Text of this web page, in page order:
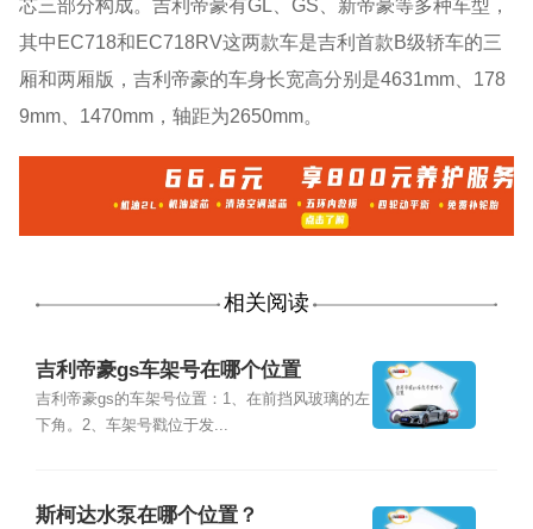
芯三部分构成。吉利帝豪有GL、GS、新帝豪等多种车型，
其中EC718和EC718RV这两款车是吉利首款B级轿车的三
厢和两厢版，吉利帝豪的车身长宽高分别是4631mm、178
9mm、1470mm，轴距为2650mm。
相关阅读
吉利帝豪gs车架号在哪个位置
吉利帝豪gs的车架号位置：1、在前挡风玻璃的左
下角。2、车架号戳位于发...
斯柯达水泵在哪个位置？